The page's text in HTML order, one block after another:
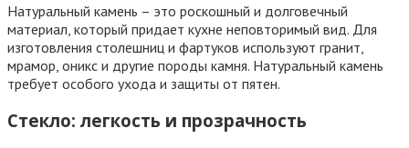
Натуральный камень – это роскошный и долговечный
материал, который придает кухне неповторимый вид. Для
изготовления столешниц и фартуков используют гранит,
мрамор, оникс и другие породы камня. Натуральный камень
требует особого ухода и защиты от пятен.
Стекло: легкость и прозрачность